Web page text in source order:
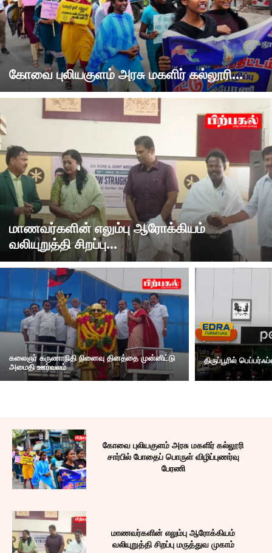
கோவை புலியகுளம் அரசு மகளிர் கல்லூரி...
மாணவர்களின் எலும்பு ஆரோக்கியம்
வலியுறுத்தி சிறப்பு...
கலைஞர் கருணாநிதி நினைவு தினத்தை முன்னிட்டு
அமைதி ஊர்வலம்
திருப்பூரில்
கோவை புலியகுளம் அரசு மகளிர் கல்லூரி
சார்பில் போதைப் பொருள் விழிப்புணர்வு
பேரணி
மாணவர்களின் எலும்பு ஆரோக்கியம்
வலியுறுத்தி சிறப்பு மருத்துவ முகாம்